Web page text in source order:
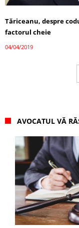
Tăriceanu, despre
factorul cheie
04/04/2019
AVOCATUL VĂ